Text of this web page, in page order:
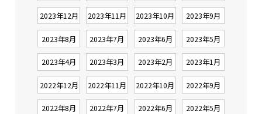
2023年12月 2023年11月 2023年10月 2023年9月
2023年8月 2023年7月 2023年6月 2023年5月
2023年4月 2023年3月 2023年2月 2023年1月
2022年12月 2022年11月 2022年10月 2022年9月
2022年8月 2022年7月 2022年6月 2022年5月